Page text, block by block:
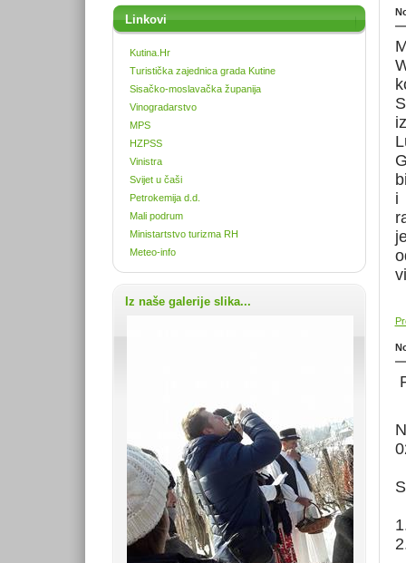
Linkovi
Kutina.Hr
Turistička zajednica grada Kutine
Sisačko-moslavačka županija
Vinogradarstvo
MPS
HZPSS
Vinistra
Svijet u čaši
Petrokemija d.d.
Mali podrum
Ministartstvo turizma RH
Meteo-info
Iz naše galerije slika...
i